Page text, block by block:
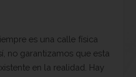
es una calle física
no garantizamos que esta
en la realidad. Hay